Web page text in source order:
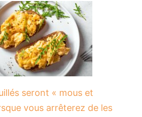
seront « mous et
vous arrêterez de les